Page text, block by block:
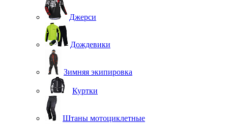
Джерси
Дождевики
Зимняя экипировка
Куртки
Штаны мотоциклетные